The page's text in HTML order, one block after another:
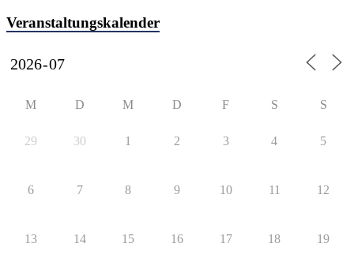
Veranstaltungskalender
M D M D F S S
29 30 1 2 3 4 5
6 7 8 9 10 11 12
13 14 15 16 17 18 19